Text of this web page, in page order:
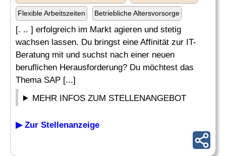
Flexible Arbeitszeiten Betriebliche Altersvorsorge
[. .. ] erfolgreich im Markt agieren und stetig
wachsen lassen. Du bringst eine Affinität zur IT-
Beratung mit und suchst nach einer neuen
beruflichen Herausforderung? Du möchtest das
Thema SAP [...]
MEHR INFOS ZUM STELLENANGEBOT
▶ Zur Stellenanzeige